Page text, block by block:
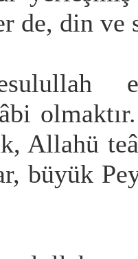
de, din ve
Allahü
büyük